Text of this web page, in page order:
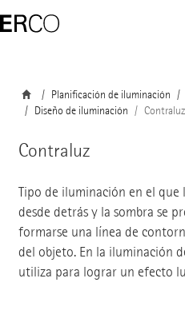
Planificación de iluminación
Diseño de iluminación
Contraluz
Contraluz
Tipo de iluminación en el
desde detrás y la sombra se
formarse una línea de
del objeto. En la iluminación
utiliza para lograr un efecto